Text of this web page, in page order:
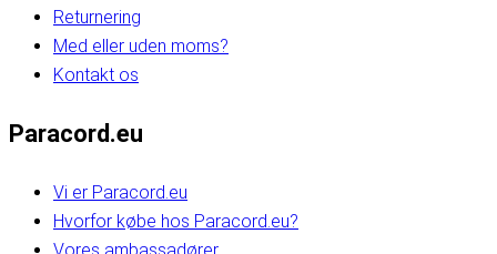
Returnering
Med eller uden moms?
Kontakt os
Paracord.eu
Vi er Paracord.eu
Hvorfor købe hos Paracord.eu?